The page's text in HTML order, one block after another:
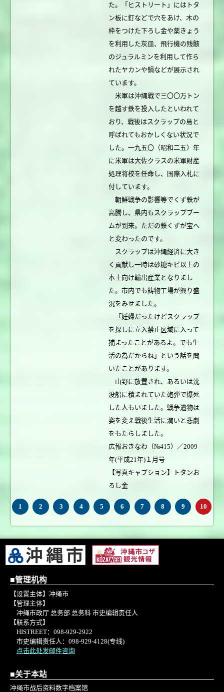
た。「ヒストリート」にはトタ
ン板に釘などで穴をあけ、木の
枠をつけた下ろし金や薬きょう
を利用した灰皿、飛行機の残骸
のジュラルミンを利用して作ら
れたヤカンや鍋などが展示され
ています。
米軍は沖縄戦で三〇〇万トン
を越す鉄を投入したといわれて
おり、戦後はスクラップの島と
呼ばれてもおかしくない状況で
した。一九五〇（昭和二五）年
に米軍は大佐クラスの米軍財産
処理将校を任命し、国際入札に
付しています。
朝鮮戦争の影響等でくず鉄が
高騰し、県内もスクラップブー
ムが到来。ただの鉄くずが宝へ
と変わったのです。
スクラップは沖縄経済に大き
く貢献し一時は砂糖キビ以上の
本土向け輸出産業となりまし
た。市内でも鋳物工場が興り盛
況をみせました。
「妊婦だったけどスクラップ
を探しに立入禁止区域に入って
捕まったことがあるよ。でも生
活の為だからね」という話を聞
いたことがあります。
山野に放置され、あるいは沈
没船に積まれていた砲弾で爆死
した人もいました。戦争遺物は
姿を変え戦後生活に潤いと悲劇
をもたらしました。
広報おきなわ（№415）／2009
年(平成21年)１月号
【写真キャプション】トタンお
ろし金
1 2 3 4 5 6 7 8 9 10
■管理机构
【设置主体】冲绳市
【管理主体】
冲绳市政厅 总务部 总务科 市史编辑责任人
【联系方式】
HISTREET：098-929-2922
市史编辑责任人：098-929-4128(专线)
点击此处发邮件咨询
■关于本站
冲绳市战后资料数字档案馆